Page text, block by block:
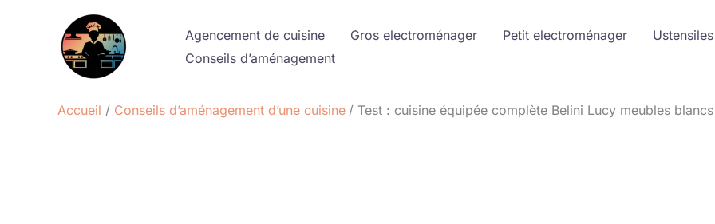
Agencement de cuisine Gros electroménager Petit electroménager Ustensiles
Conseils d’aménagement
Accueil Conseils d’aménagement d’une cuisine Test : cuisine équipée complète Belini Lucy meubles